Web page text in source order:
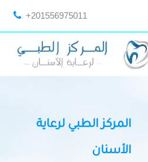
+201556975011
المركز الطبي لرعاية
الأسنان